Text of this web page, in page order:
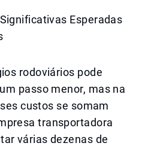
Esperadas
rodoviários pode
passo menor, mas na
custos se somam
transportadora
várias dezenas de